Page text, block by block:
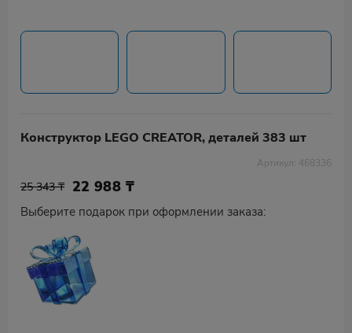
Конструктор LEGO CREATOR, деталей 383 шт
Артикул: 468336
25 343 ₸ 22 988 ₸
Выберите подарок при оформлении заказа: